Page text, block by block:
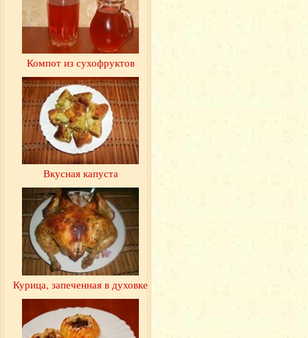
Компот из сухофруктов
Вкусная капуста
Курица, запеченная в духовке